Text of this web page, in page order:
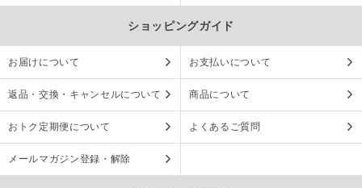
ショッピングガイド
お届けについて お支払いについて
返品・交換・キャンセルについて 商品について
おトク定期便について よくあるご質問
メールマガジン登録・解除